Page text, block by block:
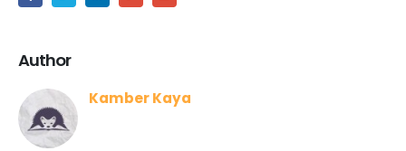
Author
Kamber Kaya